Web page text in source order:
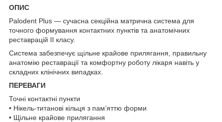
ОПИС
Palodent Plus — сучасна секційна матрична система для
точного формування контактних пунктів та анатомічних
реставрацій II класу.
Система забезпечує щільне крайове прилягання, правильну
анатомію реставрації та комфортну роботу лікаря навіть у
складних клінічних випадках.
ПЕРЕВАГИ
Точні контактні пункти
• Нікель-титанові кільця з пам’яттю форми
• Щільне крайове прилягання